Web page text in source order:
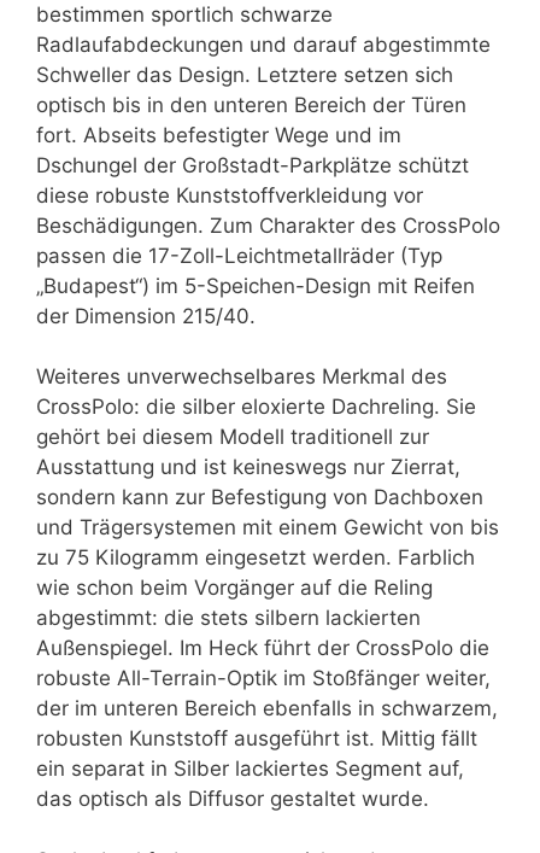
bestimmen sportlich schwarze
Radlaufabdeckungen und darauf abgestimmte
Schweller das Design. Letztere setzen sich
optisch bis in den unteren Bereich der Türen
fort. Abseits befestigter Wege und im
Dschungel der Großstadt-Parkplätze schützt
diese robuste Kunststoffverkleidung vor
Beschädigungen. Zum Charakter des CrossPolo
passen die 17-Zoll-Leichtmetallräder (Typ
„Budapest“) im 5-Speichen-Design mit Reifen
der Dimension 215/40.
Weiteres unverwechselbares Merkmal des
CrossPolo: die silber eloxierte Dachreling. Sie
gehört bei diesem Modell traditionell zur
Ausstattung und ist keineswegs nur Zierrat,
sondern kann zur Befestigung von Dachboxen
und Trägersystemen mit einem Gewicht von bis
zu 75 Kilogramm eingesetzt werden. Farblich
wie schon beim Vorgänger auf die Reling
abgestimmt: die stets silbern lackierten
Außenspiegel. Im Heck führt der CrossPolo die
robuste All-Terrain-Optik im Stoßfänger weiter,
der im unteren Bereich ebenfalls in schwarzem,
robusten Kunststoff ausgeführt ist. Mittig fällt
ein separat in Silber lackiertes Segment auf,
das optisch als Diffusor gestaltet wurde.